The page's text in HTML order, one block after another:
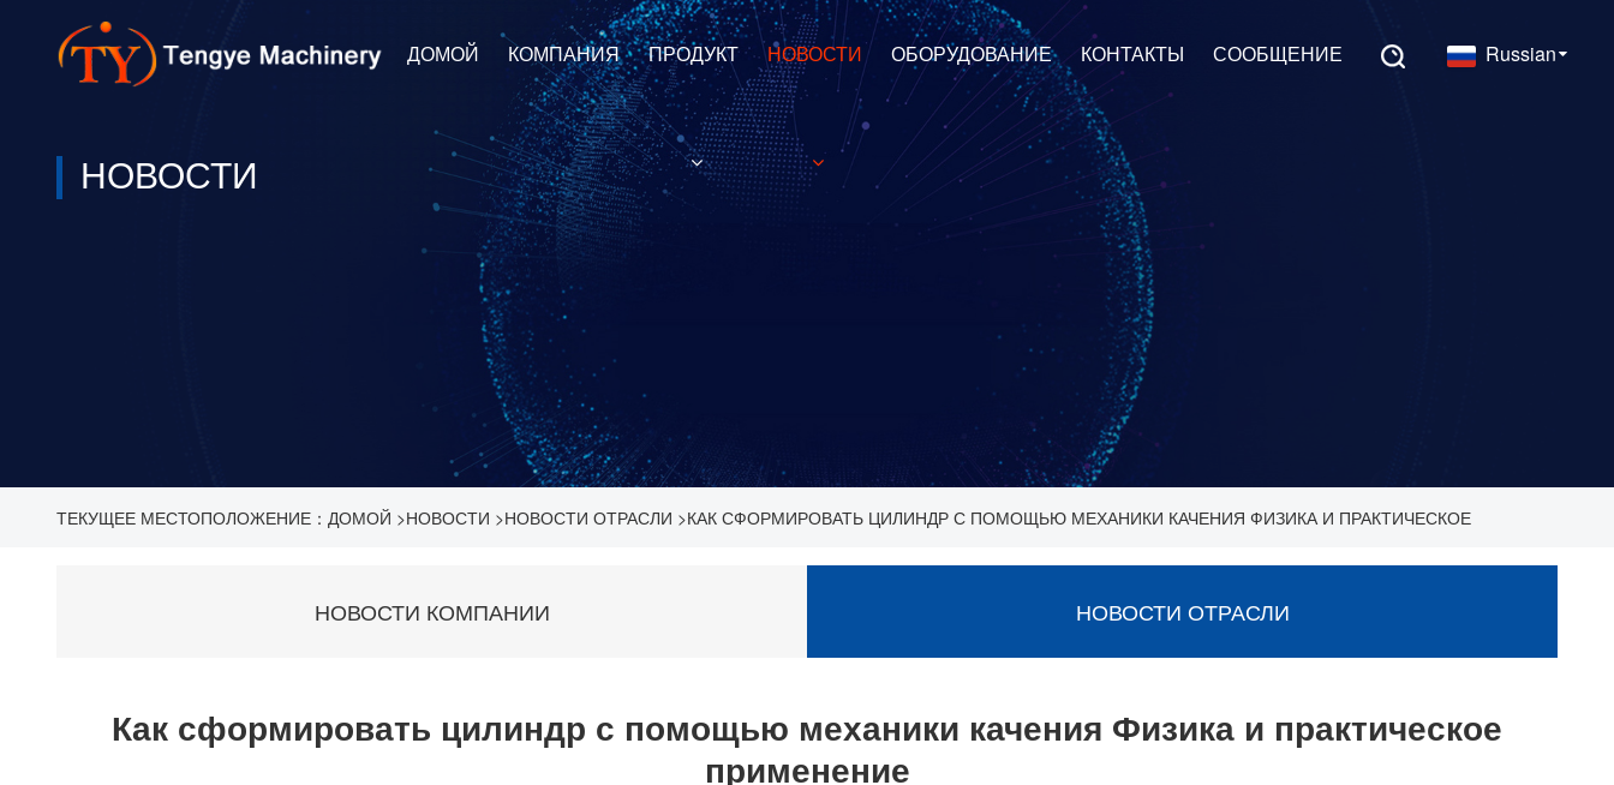
ДОМОЙ КОМПАНИЯ ПРОДУКТ НОВОСТИ ОБОРУДОВАНИЕ КОНТАКТЫ СООБЩЕНИЕ Russian
НОВОСТИ
ТЕКУЩЕЕ МЕСТОПОЛОЖЕНИЕ： ДОМОЙ >НОВОСТИ >НОВОСТИ ОТРАСЛИ >КАК СФОРМИРОВАТЬ ЦИЛИНДР С ПОМОЩЬЮ МЕХАНИКИ КАЧЕНИЯ ФИЗИКА И ПРАКТИЧЕСКОЕ
НОВОСТИ КОМПАНИИ НОВОСТИ ОТРАСЛИ
Как сформировать цилиндр с помощью механики качения Физика и практическое
применение